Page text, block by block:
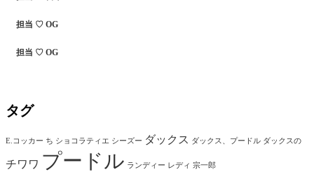
担当 ♡ OG
担当 ♡ OG
タグ
E.コッカー ち ショコラティエ シーズー ダックス ダックス、プードル ダックスの
チワワ プードル ランディー レディ 宗一郎